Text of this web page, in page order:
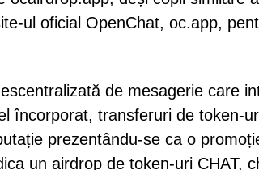
ul oficial OpenChat, oc.app,
de mesagerie care
încorporat, transferuri de token-
prezentându-se ca o
un airdrop de token-uri CHAT,